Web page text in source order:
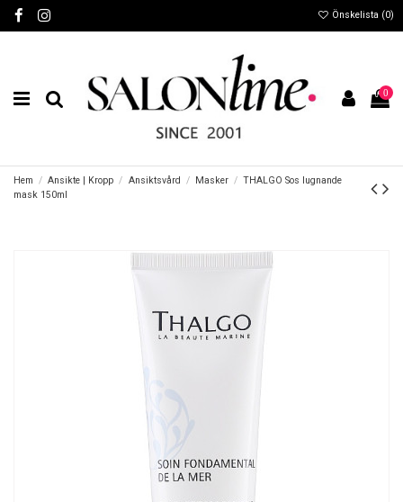
Önskelista (0)
0
Hem Ansikte | Kropp Ansiktsvård Masker
THALGO Sos lugnande
mask 150ml